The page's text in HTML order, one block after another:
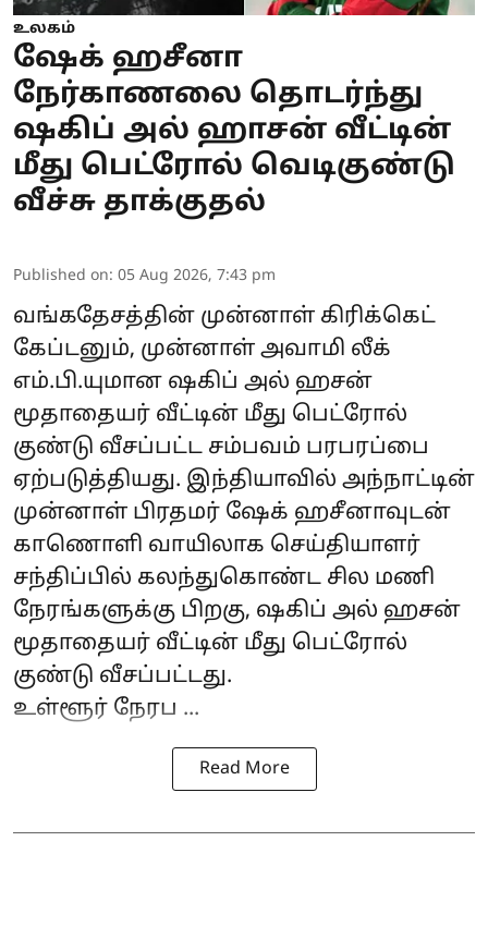
உலகம்
ஷேக் ஹசீனா
நேர்காணலை தொடர்ந்து
ஷகிப் அல் ஹாசன் வீட்டின்
மீது பெட்ரோல் வெடிகுண்டு
வீச்சு தாக்குதல்
Published on: 05 Aug 2026, 7:43 pm
வங்கதேசத்தின் முன்னாள் கிரிக்கெட்
கேப்டனும், முன்னாள் அவாமி லீக்
எம்.பி.யுமான ஷகிப் அல் ஹசன்
மூதாதையர் வீட்டின் மீது பெட்ரோல்
குண்டு வீசப்பட்ட சம்பவம் பரபரப்பை
ஏற்படுத்தியது. இந்தியாவில் அந்நாட்டின்
முன்னாள் பிரதமர் ஷேக் ஹசீனாவுடன்
காணொளி வாயிலாக செய்தியாளர்
சந்திப்பில் கலந்துகொண்ட சில மணி
நேரங்களுக்கு பிறகு, ஷகிப் அல் ஹசன்
மூதாதையர் வீட்டின் மீது பெட்ரோல்
குண்டு வீசப்பட்டது.
உள்ளூர் நேரப ...
Read More